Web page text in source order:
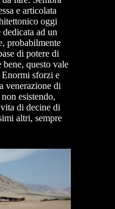
e articolata
oggi
ad un
probabilmente
di potere di
bene, questo vale
sforzi e
venerazione di
esistendo,
di decine di
altri, sempre